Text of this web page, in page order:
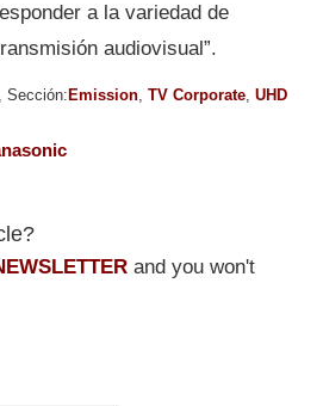
a la variedad de
audiovisual”.
Sección: Emission TV Corporate UHD
and you won't